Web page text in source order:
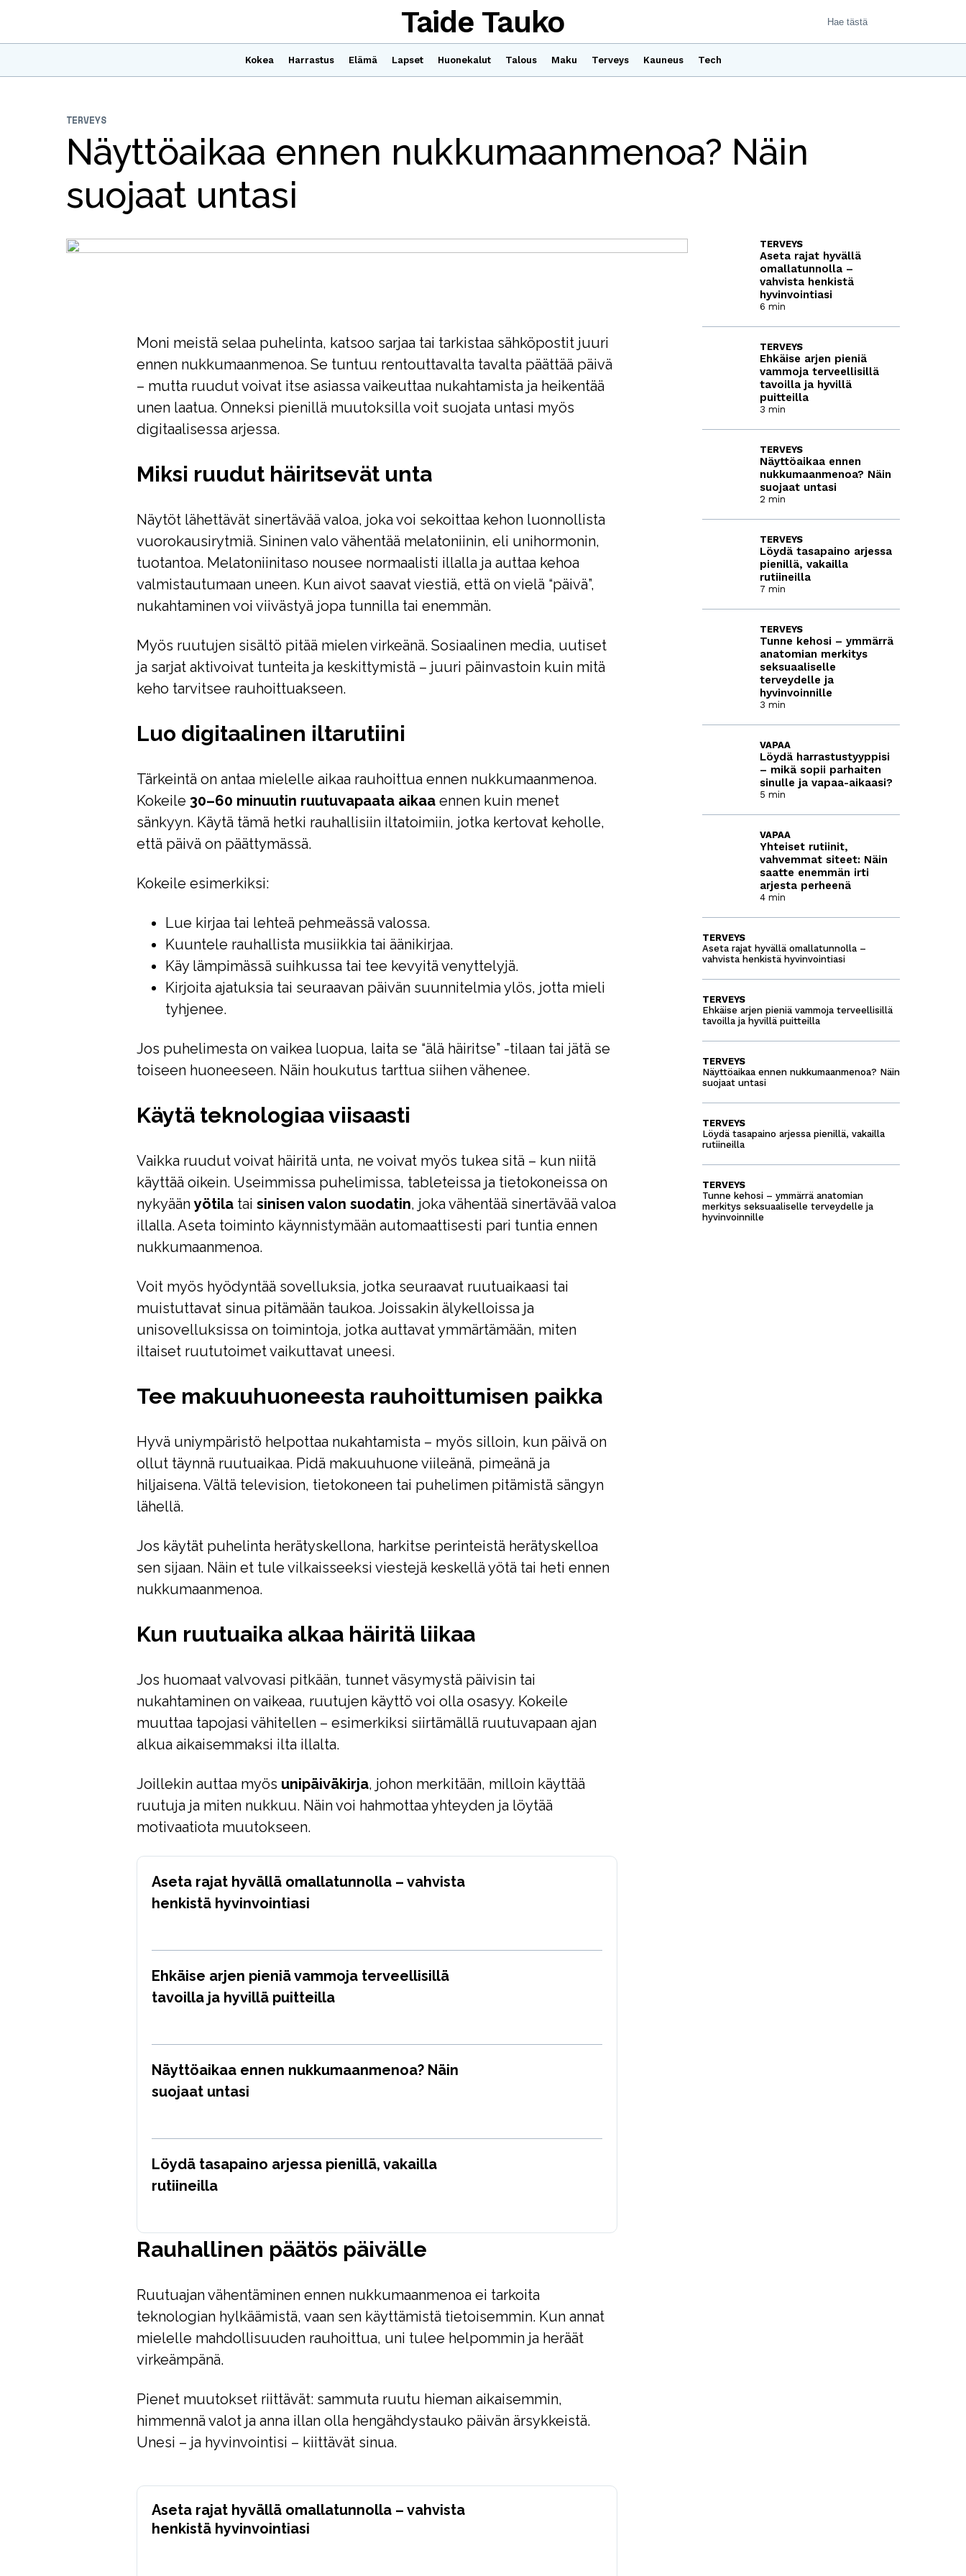
Kokea Harrastus Elämä Lapset Huonekalut Talous Maku Terveys Kauneus Tech
Taide Tauko
Näyttöaikaa ennen nukkumaanmenoa? Näin
suojaat untasi
TERVEYS
Moni meistä selaa puhelinta, katsoo sarjaa tai tarkistaa sähköpostit juuri
ennen nukkumaanmenoa. Se tuntuu rentouttavalta tavalta päättää päivä
– mutta ruudut voivat itse asiassa vaikeuttaa nukahtamista ja heikentää
unen laatua. Onneksi pienillä muutoksilla voit suojata untasi myös
digitaalisessa arjessa.
Miksi ruudut häiritsevät unta
Näytöt lähettävät sinertävää valoa, joka voi sekoittaa kehon luonnollista
vuorokausirytmiä. Sininen valo vähentää melatoniinin, eli unihormonin,
tuotantoa. Melatoniinitaso nousee normaalisti illalla ja auttaa kehoa
valmistautumaan uneen. Kun aivot saavat viestiä, että on vielä “päivä”,
nukahtaminen voi viivästyä jopa tunnilla tai enemmän.
Myös ruutujen sisältö pitää mielen virkeänä. Sosiaalinen media, uutiset
ja sarjat aktivoivat tunteita ja keskittymistä – juuri päinvastoin kuin mitä
keho tarvitsee rauhoittuakseen.
Luo digitaalinen iltarutiini
Tärkeintä on antaa mielelle aikaa rauhoittua ennen nukkumaanmenoa.
Kokeile 30–60 minuutin ruutuvapaata aikaa ennen kuin menet
sänkyyn. Käytä tämä hetki rauhallisiin iltatoimiin, jotka kertovat keholle,
että päivä on päättymässä.
Kokeile esimerkiksi:
Lue kirjaa tai lehteä pehmeässä valossa.
Kuuntele rauhallista musiikkia tai äänikirjaa.
Käy lämpimässä suihkussa tai tee kevyitä venyttelyjä.
Kirjoita ajatuksia tai seuraavan päivän suunnitelmia ylös, jotta mieli
tyhjenee.
Jos puhelimesta on vaikea luopua, laita se “älä häiritse” -tilaan tai jätä se
toiseen huoneeseen. Näin houkutus tarttua siihen vähenee.
Käytä teknologiaa viisaasti
Vaikka ruudut voivat häiritä unta, ne voivat myös tukea sitä – kun niitä
käyttää oikein. Useimmissa puhelimissa, tableteissa ja tietokoneissa on
nykyäänyötila taisinisen valon suodatin, joka vähentää sinertävää valoa
illalla. Aseta toiminto käynnistymään automaattisesti pari tuntia ennen
nukkumaanmenoa.
Voit myös hyödyntää sovelluksia, jotka seuraavat ruutuaikaasi tai
muistuttavat sinua pitämään taukoa. Joissakin älykelloissa ja
unisovelluksissa on toimintoja, jotka auttavat ymmärtämään, miten
iltaiset ruututoimet vaikuttavat uneesi.
Tee makuuhuoneesta rauhoittumisen paikka
Hyvä uniympäristö helpottaa nukahtamista – myös silloin, kun päivä on
ollut täynnä ruutuaikaa. Pidä makuuhuone viileänä, pimeänä ja
hiljaisena. Vältä television, tietokoneen tai puhelimen pitämistä sängyn
lähellä.
Jos käytät puhelinta herätyskellona, harkitse perinteistä herätyskelloa
sen sijaan. Näin et tule vilkaisseeksi viestejä keskellä yötä tai heti ennen
nukkumaanmenoa.
Kun ruutuaika alkaa häiritä liikaa
Jos huomaat valvovasi pitkään, tunnet väsymystä päivisin tai
nukahtaminen on vaikeaa, ruutujen käyttö voi olla osasyy. Kokeile
muuttaa tapojasi vähitellen – esimerkiksi siirtämällä ruutuvapaan ajan
alkua aikaisemmaksi ilta illalta.
Joillekin auttaa myös unipäiväkirja, johon merkitään, milloin käyttää
ruutuja ja miten nukkuu. Näin voi hahmottaa yhteyden ja löytää
motivaatiota muutokseen.
Aseta rajat hyvällä omallatunnolla – vahvista
henkistä hyvinvointiasi
Ehkäise arjen pieniä vammoja terveellisillä
tavoilla ja hyvillä puitteilla
Näyttöaikaa ennen nukkumaanmenoa? Näin
suojaat untasi
Löydä tasapaino arjessa pienillä, vakailla
rutiineilla
Rauhallinen päätös päivälle
Ruutuajan vähentäminen ennen nukkumaanmenoa ei tarkoita
teknologian hylkäämistä, vaan sen käyttämistä tietoisemmin. Kun annat
mielelle mahdollisuuden rauhoittua, uni tulee helpommin ja heräät
virkeämpänä.
Pienet muutokset riittävät: sammuta ruutu hieman aikaisemmin,
himmennä valot ja anna illan olla hengähdystauko päivän ärsykkeistä.
Unesi – ja hyvinvointisi – kiittävät sinua.
Aseta rajat hyvällä
omallatunnolla –
vahvista henkistä
hyvinvointiasi
TERVEYS
6 min
Ehkäise arjen pieniä
vammoja terveellisillä
tavoilla ja hyvillä
puitteilla
TERVEYS
3 min
Näyttöaikaa ennen
nukkumaanmenoa? Näin
suojaat untasi
TERVEYS
2 min
Löydä tasapaino arjessa
pienillä, vakailla
rutiineilla
TERVEYS
7 min
Tunne kehosi – ymmärrä
anatomian merkitys
seksuaaliselle
terveydelle ja
hyvinvoinnille
TERVEYS
3 min
Löydä harrastustyyppisi
– mikä sopii parhaiten
sinulle ja vapaa-aikaasi?
VAPAA
5 min
Yhteiset rutiinit,
vahvemmat siteet: Näin
saatte enemmän irti
arjesta perheenä
VAPAA
4 min
Aseta rajat hyvällä omallatunnolla –
vahvista henkistä hyvinvointiasi
TERVEYS
Ehkäise arjen pieniä vammoja terveellisillä
tavoilla ja hyvillä puitteilla
TERVEYS
Näyttöaikaa ennen nukkumaanmenoa? Näin
suojaat untasi
TERVEYS
Löydä tasapaino arjessa pienillä, vakailla
rutiineilla
TERVEYS
Tunne kehosi – ymmärrä anatomian
merkitys seksuaaliselle terveydelle ja
hyvinvoinnille
TERVEYS
Aseta rajat hyvällä omallatunnolla – vahvista
henkistä hyvinvointiasi